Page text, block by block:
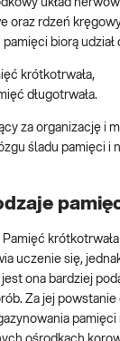
układ
rdzeń
biorą udział
krótkotrwała,
długotrwała.
za organizację i
śladu
uczenie się,
ona bardziej
Za jej